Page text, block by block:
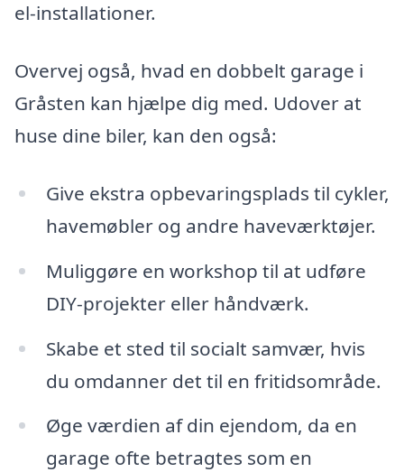
el-installationer.
Overvej også, hvad en dobbelt garage i
Gråsten kan hjælpe dig med. Udover at
huse dine biler, kan den også:
Give ekstra opbevaringsplads til cykler,
havemøbler og andre haveværktøjer.
Muliggøre en workshop til at udføre
DIY-projekter eller håndværk.
Skabe et sted til socialt samvær, hvis
du omdanner det til en fritidsområde.
Øge værdien af din ejendom, da en
garage ofte betragtes som en